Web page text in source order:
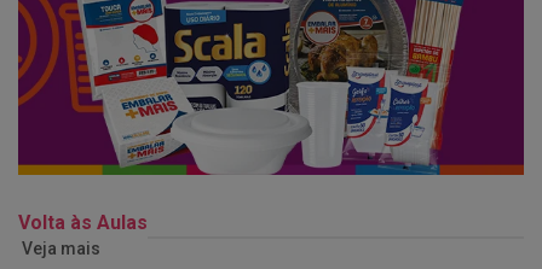
Volta às Aulas
Veja mais